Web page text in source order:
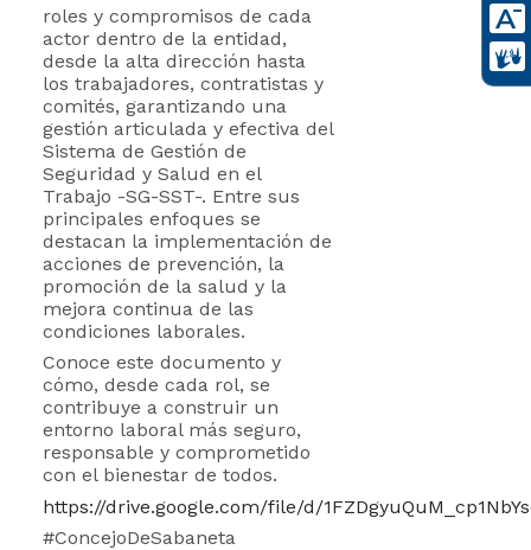
roles y compromisos de cada
actor dentro de la entidad,
desde la alta dirección hasta
los trabajadores, contratistas y
comités, garantizando una
gestión articulada y efectiva del
Sistema de Gestión de
Seguridad y Salud en el
Trabajo -SG-SST-. Entre sus
principales enfoques se
destacan la implementación de
acciones de prevención, la
promoción de la salud y la
mejora continua de las
condiciones laborales.
Conoce este documento y
cómo, desde cada rol, se
contribuye a construir un
entorno laboral más seguro,
responsable y comprometido
con el bienestar de todos.
https://drive.google.com/file/d/
#ConcejoDeSabaneta